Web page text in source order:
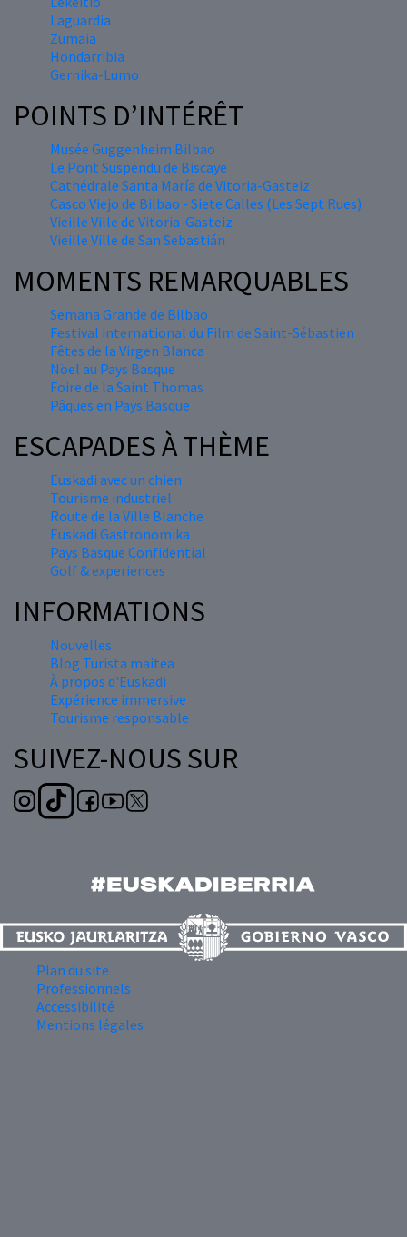
Laguardia
Zumaia
Hondarribia
Gernika-Lumo
POINTS D’INTÉRÊT
Musée Guggenheim Bilbao
Le Pont Suspendu de Biscaye
Cathédrale Santa María de Vitoria-Gasteiz
Casco Viejo de Bilbao - Siete Calles (Les Sept Rues)
Vieille Ville de Vitoria-Gasteiz
Vieille Ville de San Sebastián
MOMENTS REMARQUABLES
Semana Grande de Bilbao
Festival international du Film de Saint-Sébastien
Fêtes de la Virgen Blanca
Nöel au Pays Basque
Foire de la Saint Thomas
Pâques en Pays Basque
ESCAPADES À THÈME
Euskadi avec un chien
Tourisme industriel
Route de la Ville Blanche
Euskadi Gastronomika
Pays Basque Confidential
Golf & experiences
INFORMATIONS
Nouvelles
Blog Turista maitea
À propos d'Euskadi
Expérience immersive
Tourisme responsable
SUIVEZ-NOUS SUR
Plan du site
Professionnels
Accessibilité
Mentions légales